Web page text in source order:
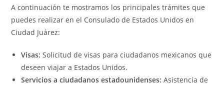
A continuación te mostramos los principales trámites que
puedes realizar en el Consulado de Estados Unidos en
Ciudad Juárez:
Visas: Solicitud de visas para ciudadanos mexicanos que
deseen viajar a Estados Unidos.
Servicios a ciudadanos estadounidenses: Asistencia de